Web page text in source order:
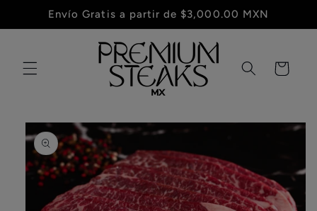
directamente
al contenido
Envío Gratis a partir de $3,000.00 MXN
Carrito
directamente
a la
información
del producto